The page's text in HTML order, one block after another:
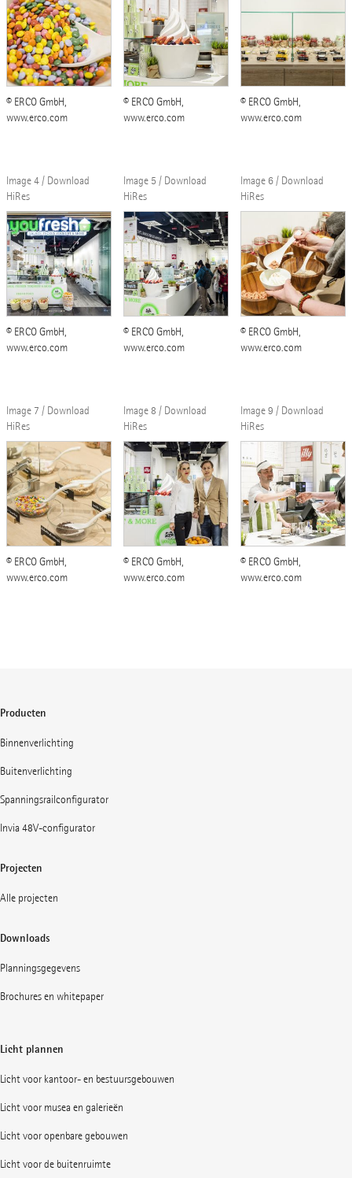
© ERCO GmbH,
www.erco.com
© ERCO GmbH,
www.erco.com
© ERCO GmbH,
www.erco.com
Image 4 / Download
HiRes
© ERCO GmbH,
www.erco.com
Image 5 / Download
HiRes
© ERCO GmbH,
www.erco.com
Image 6 / Download
HiRes
© ERCO GmbH,
www.erco.com
Image 7 / Download
HiRes
© ERCO GmbH,
www.erco.com
Image 8 / Download
HiRes
© ERCO GmbH,
www.erco.com
Image 9 / Download
HiRes
© ERCO GmbH,
www.erco.com
Producten
Binnenverlichting
Buitenverlichting
Spanningsrailconfigurator
Invia 48V-configurator
Projecten
Alle projecten
Downloads
Planningsgegevens
Brochures en whitepaper
Licht plannen
Licht voor kantoor- en bestuursgebouwen
Licht voor musea en galerieën
Licht voor openbare gebouwen
Licht voor de buitenruimte